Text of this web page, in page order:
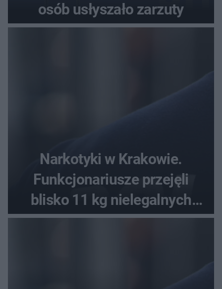
osób usłyszało zarzuty
Narkotyki w Krakowie.
Funkcjonariusze przejęli
blisko 11 kg nielegalnych
substancji